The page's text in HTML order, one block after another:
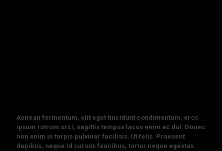
Aenean fermentum, elit eget tincidunt condimentum, eros
ipsum rutrum orci, sagittis tempus lacus enim ac dui. Donec
non enim in turpis pulvinar facilisis. Ut felis. Praesent
dapibus, neque id cursus faucibus, tortor neque egestas